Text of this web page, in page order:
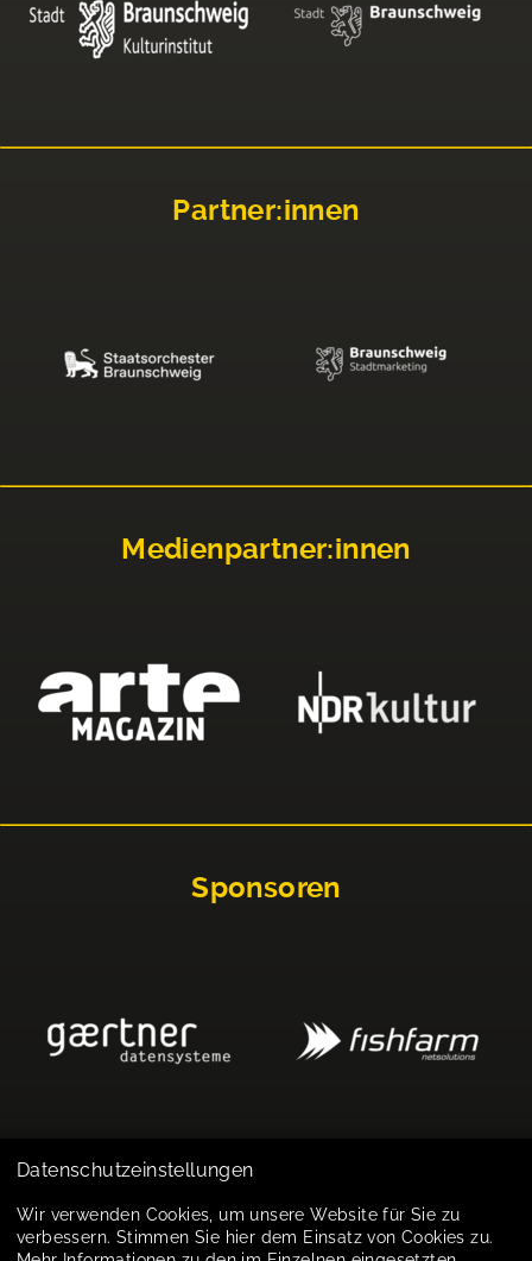
Partner:innen
Medienpartner:innen
Sponsoren
Impressum
Datenschutz
Datenschutzeinstellungen
Wir verwenden Cookies, um unsere Website für Sie zu
verbessern. Stimmen Sie hier dem Einsatz von Cookies zu.